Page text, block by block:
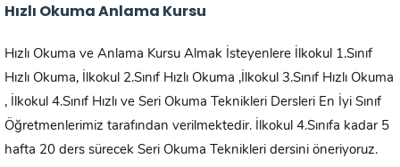
Hızlı Okuma Anlama Kursu
Hızlı Okuma ve Anlama Kursu Almak İsteyenlere İlkokul 1.Sınıf
Hızlı Okuma, İlkokul 2.Sınıf Hızlı Okuma ,İlkokul 3.Sınıf Hızlı Okuma
, İlkokul 4.Sınıf Hızlı ve Seri Okuma Teknikleri Dersleri En İyi Sınıf
Öğretmenlerimiz tarafından verilmektedir. İlkokul 4.Sınıfa kadar 5
hafta 20 ders sürecek Seri Okuma Teknikleri dersini öneriyoruz.